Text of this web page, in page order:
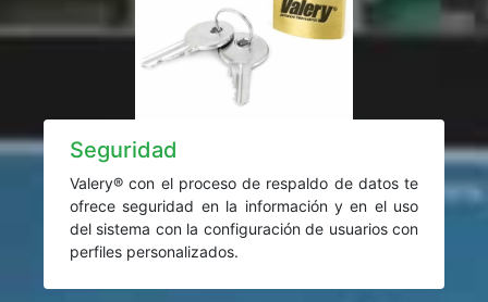
Seguridad
Valery® con el proceso de respaldo de datos te
ofrece seguridad en la información y en el uso
del sistema con la configuración de usuarios con
perfiles personalizados.